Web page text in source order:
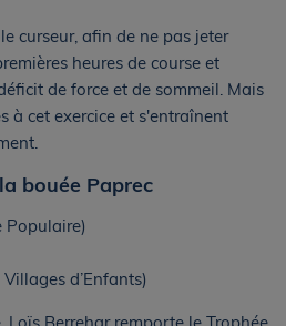
curseur, afin de ne pas jeter
heures de course et
de force et de sommeil. Mais
à cet exercice et s'entraînent
bouée Paprec
Populaire)
d’Enfants)